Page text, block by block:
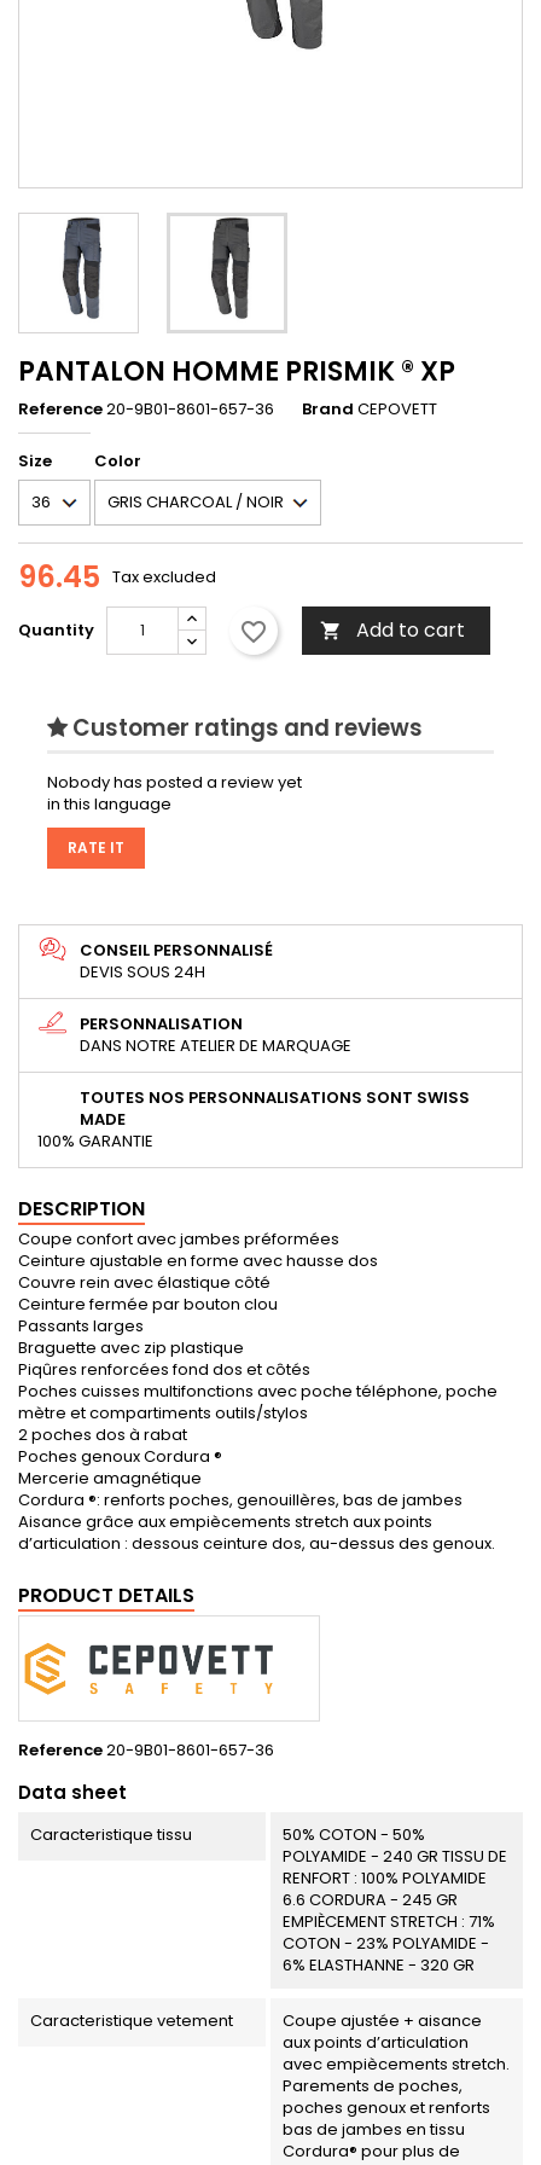
PANTALON HOMME PRISMIK ® XP
Reference20-9B01-8601-657-36 Brand CEPOVETT
Size Color
96.45 Tax excluded
Quantity favorite_border  Add to cart
Customer ratings and reviews
Nobody has posted a review yet
in this language
RATE IT
CONSEIL PERSONNALISÉ
DEVIS SOUS 24H
PERSONNALISATION
DANS NOTRE ATELIER DE MARQUAGE
TOUTES NOS PERSONNALISATIONS SONT SWISS
MADE
100% GARANTIE
DESCRIPTION
Coupe confort avec jambes préformées
Ceinture ajustable en forme avec hausse dos
Couvre rein avec élastique côté
Ceinture fermée par bouton clou
Passants larges
Braguette avec zip plastique
Piqûres renforcées fond dos et côtés
Poches cuisses multifonctions avec poche téléphone, poche
mètre et compartiments outils/stylos
2 poches dos à rabat
Poches genoux Cordura ®
Mercerie amagnétique
Cordura ®: renforts poches, genouillères, bas de jambes
Aisance grâce aux empiècements stretch aux points
d’articulation : dessous ceinture dos, au-dessus des genoux.
PRODUCT DETAILS
Reference20-9B01-8601-657-36
Data sheet
Caracteristique tissu
50% COTON - 50%
POLYAMIDE - 240 GR TISSU DE
RENFORT : 100% POLYAMIDE
6.6 CORDURA - 245 GR
EMPIÈCEMENT STRETCH : 71%
COTON - 23% POLYAMIDE -
6% ELASTHANNE - 320 GR
Caracteristique vetement
Coupe ajustée + aisance
aux points d’articulation
avec empiècements stretch.
Parements de poches,
poches genoux et renforts
bas de jambes en tissu
Cordura® pour plus de